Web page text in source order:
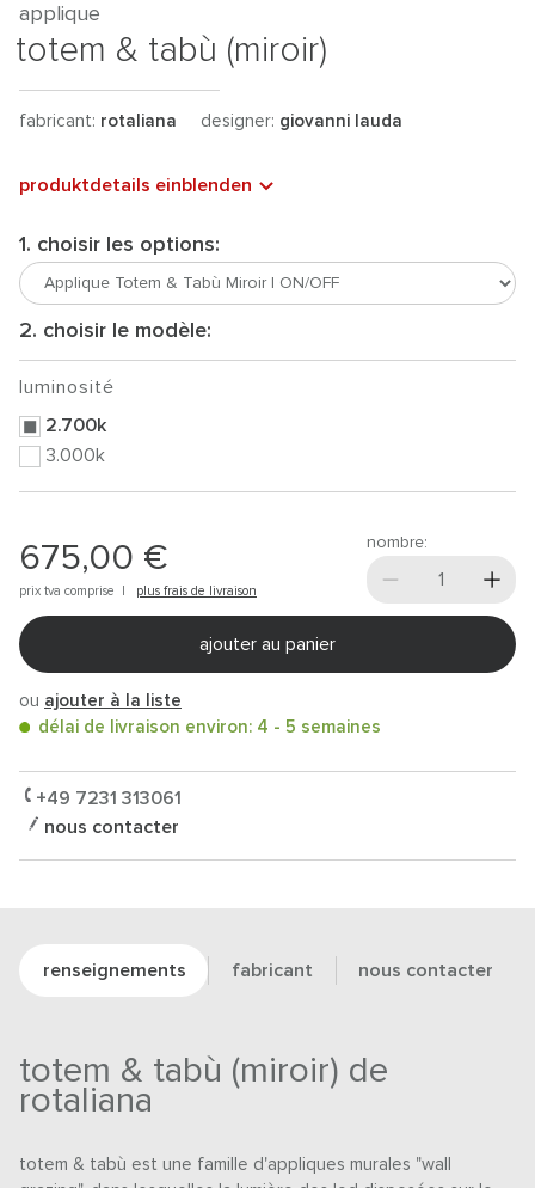
applique
totem & tabù (miroir)
fabricant: rotaliana designer: giovanni lauda
produktdetails einblenden
1. choisir les options:
2. choisir le modèle:
luminosité
2.700k
3.000k
675,00 €
prix tva comprise | plus frais de livraison
nombre:
ajouter au panier
ou ajouter à la liste
délai de livraison environ: 4 - 5 semaines
+49 7231 313061
nous contacter
renseignements fabricant nous contacter
totem & tabù (miroir) de
rotaliana
totem & tabù est une famille d'appliques murales "wall